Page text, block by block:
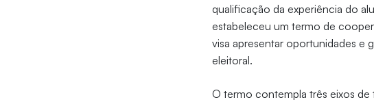
qualificação da experiência do
estabeleceu um termo de
visa apresentar oportunidades e
eleitoral.
O termo contempla três eixos